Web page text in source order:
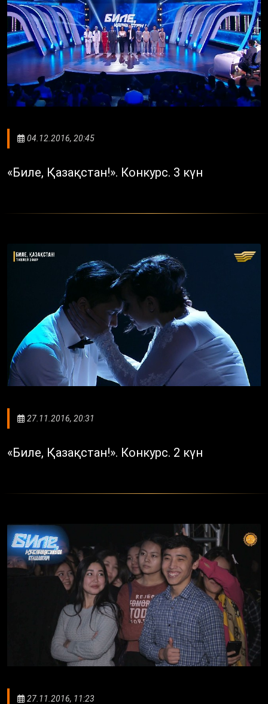
04.12.2016, 20:45
«Биле, Қазақстан!». Конкурс. 3 күн
27.11.2016, 20:31
«Биле, Қазақстан!». Конкурс. 2 күн
27.11.2016, 11:23